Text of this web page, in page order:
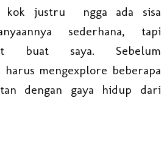
kok justru ngga ada sisa
sederhana, tapi
buat saya. Sebelum
harus mengexplore beberapa
dengan gaya hidup dari